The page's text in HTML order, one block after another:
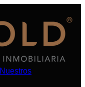
Nuestros